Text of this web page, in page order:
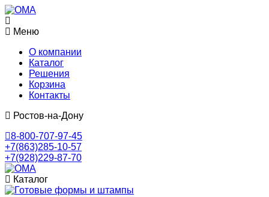
Меню
О компании
Каталог
Решения
Корзина
Контакты
Ростов-на-Дону
8-800-707-97-45
+7(863)285-10-57
+7(928)229-87-70
Каталог